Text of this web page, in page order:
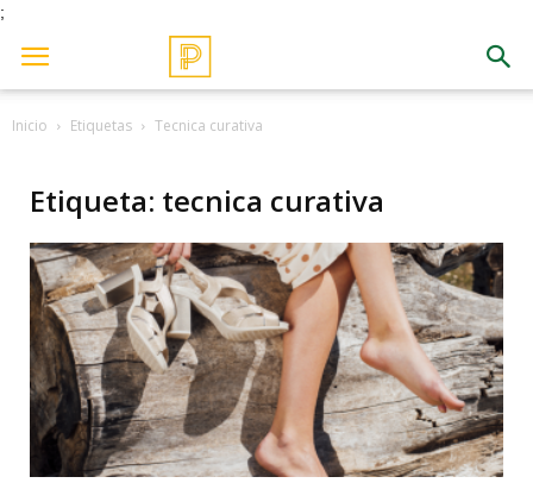
;
Inicio Etiquetas Tecnica curativa
Etiqueta: tecnica curativa